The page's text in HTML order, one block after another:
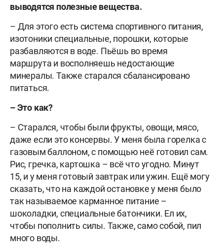
выводятся полезные вещества.
– Для этого есть система спортивного питания,
изотоники специальные, порошки, которые
разбавляются в воде. Пьёшь во время
маршрута и восполняешь недостающие
минералы. Также старался сбалансировано
питаться.
– Это как?
– Старался, чтобы были фрукты, овощи, мясо,
даже если это консервы. У меня была горелка с
газовым баллоном, с помощью неё готовил сам.
Рис, гречка, картошка – всё что угодно. Минут
15, и у меня готовый завтрак или ужин. Ещё могу
сказать, что на каждой остановке у меня было
так называемое карманное питание –
шоколадки, специальные батончики. Ел их,
чтобы пополнить силы. Также, само собой, пил
много воды.